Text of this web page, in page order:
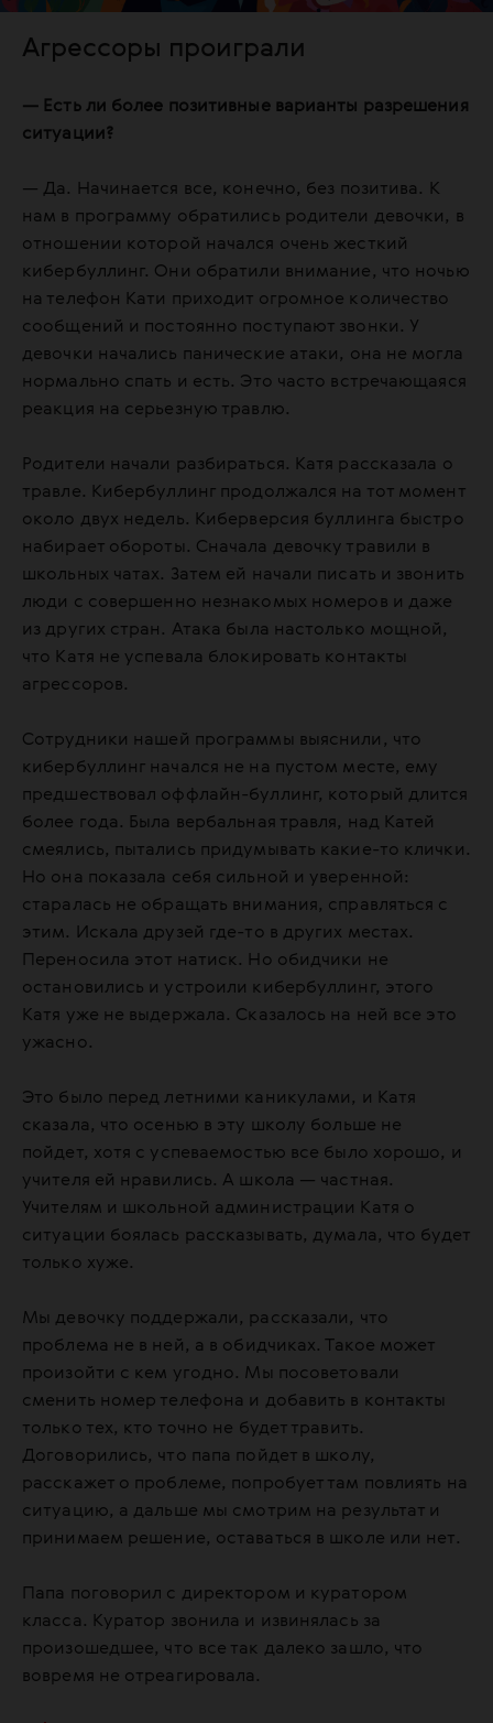
Агрессоры проиграли
— Есть ли более позитивные варианты разрешения
ситуации?
— Да. Начинается все, конечно, без позитива. К
нам в программу обратились родители девочки, в
отношении которой начался очень жесткий
кибербуллинг. Они обратили внимание, что ночью
на телефон Кати приходит огромное количество
сообщений и постоянно поступают звонки. У
девочки начались панические атаки, она не могла
нормально спать и есть. Это часто встречающаяся
реакция на серьезную травлю.
Родители начали разбираться. Катя рассказала о
травле. Кибербуллинг продолжался на тот момент
около двух недель. Киберверсия буллинга быстро
набирает обороты. Сначала девочку травили в
школьных чатах. Затем ей начали писать и звонить
люди с совершенно незнакомых номеров и даже
из других стран. Атака была настолько мощной,
что Катя не успевала блокировать контакты
агрессоров.
Сотрудники нашей программы выяснили, что
кибербуллинг начался не на пустом месте, ему
предшествовал оффлайн-буллинг, который длится
более года. Была вербальная травля, над Катей
смеялись, пытались придумывать какие-то клички.
Но она показала себя сильной и уверенной:
старалась не обращать внимания, справляться с
этим. Искала друзей где-то в других местах.
Переносила этот натиск. Но обидчики не
остановились и устроили кибербуллинг, этого
Катя уже не выдержала. Сказалось на ней все это
ужасно.
Это было перед летними каникулами, и Катя
сказала, что осенью в эту школу больше не
пойдет, хотя с успеваемостью все было хорошо, и
учителя ей нравились. А школа — частная.
Учителям и школьной администрации Катя о
ситуации боялась рассказывать, думала, что будет
только хуже.
Мы девочку поддержали, рассказали, что
проблема не в ней, а в обидчиках. Такое может
произойти с кем угодно. Мы посоветовали
сменить номер телефона и добавить в контакты
только тех, кто точно не будет травить.
Договорились, что папа пойдет в школу,
расскажет о проблеме, попробует там повлиять на
ситуацию, а дальше мы смотрим на результат и
принимаем решение, оставаться в школе или нет.
Папа поговорил с директором и куратором
класса. Куратор звонила и извинялась за
произошедшее, что все так далеко зашло, что
вовремя не отреагировала.